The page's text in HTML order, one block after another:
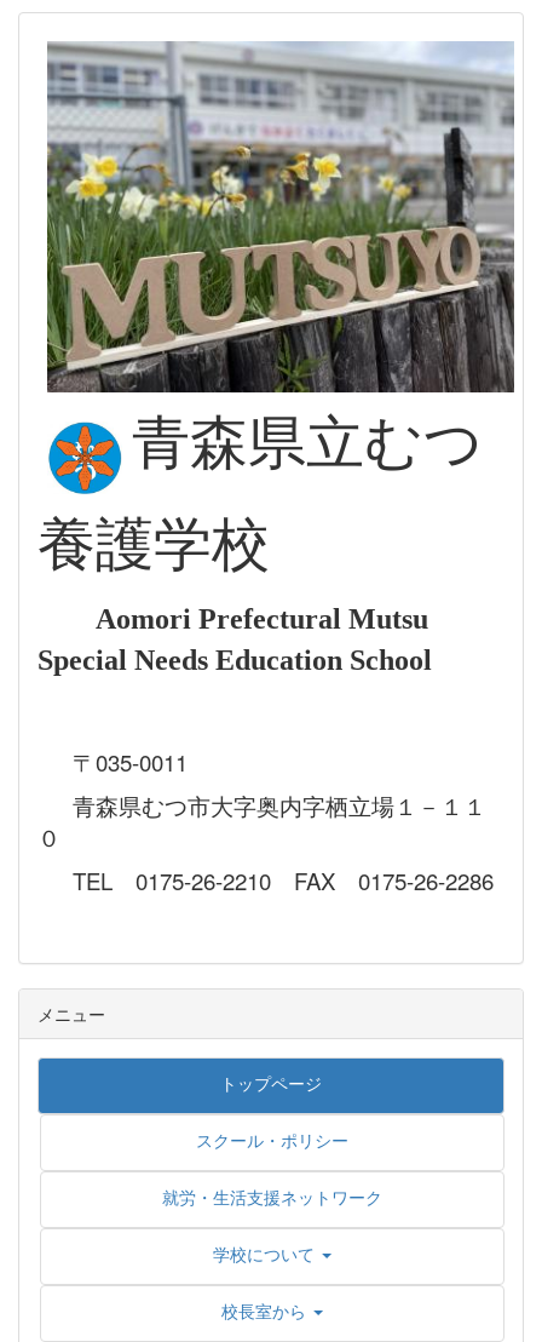
青森県立むつ
養護学校
Aomori Prefectural Mutsu
Special Needs Education School
〒035-0011
青森県むつ市大字奥内字栖立場１－１１
０
TEL 0175-26-2210 FAX 0175-26-2286
メニュー
トップページ
スクール・ポリシー
就労・生活支援ネットワーク
学校について
校長室から